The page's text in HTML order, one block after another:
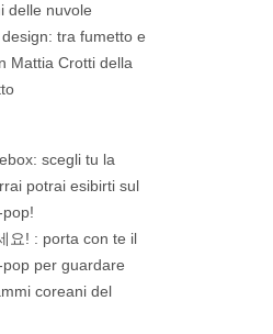
delle nuvole
tra fumetto e
Mattia Crotti della
scegli tu la
potrai esibirti sul
pop!
요! : porta con te il
per guardare
coreani del